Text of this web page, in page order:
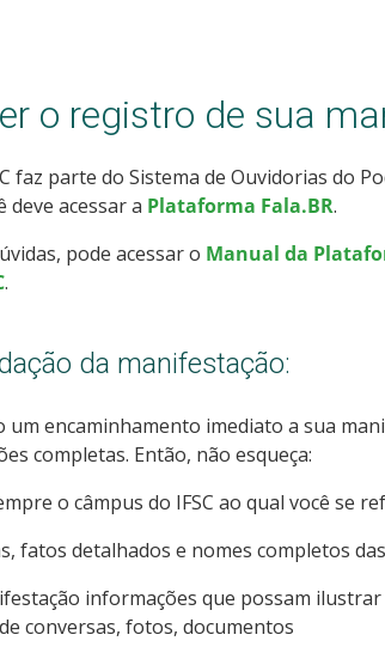
o registro de sua
faz parte do Sistema de Ouvidorias do
deve acessar a Plataforma Fala.BR.
pode acessar o Manual da
.
da manifestação:
um encaminhamento imediato a sua
completas. Então, não esqueça:
o câmpus do IFSC ao qual você se
fatos detalhados e nomes completos
informações que possam
conversas, fotos, documentos